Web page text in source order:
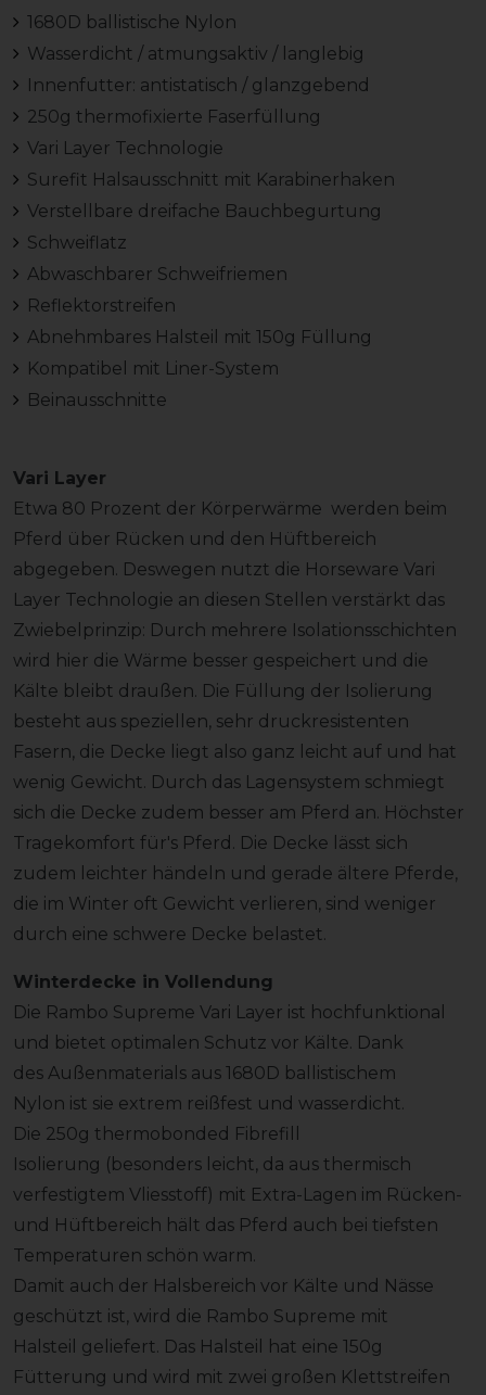
1680D ballistische Nylon
Wasserdicht / atmungsaktiv / langlebig
Innenfutter: antistatisch / glanzgebend
250g thermofixierte Faserfüllung
Vari Layer Technologie
Surefit Halsausschnitt mit Karabinerhaken
Verstellbare dreifache Bauchbegurtung
Schweiflatz
Abwaschbarer Schweifriemen
Reflektorstreifen
Abnehmbares Halsteil mit 150g Füllung
Kompatibel mit Liner-System
Beinausschnitte
Vari Layer
Etwa 80 Prozent der Körperwärme werden beim
Pferd über Rücken und den Hüftbereich
abgegeben. Deswegen nutzt die Horseware Vari
Layer Technologie an diesen Stellen verstärkt das
Zwiebelprinzip: Durch mehrere Isolationsschichten
wird hier die Wärme besser gespeichert und die
Kälte bleibt draußen. Die Füllung der Isolierung
besteht aus speziellen, sehr druckresistenten
Fasern, die Decke liegt also ganz leicht auf und hat
wenig Gewicht. Durch das Lagensystem schmiegt
sich die Decke zudem besser am Pferd an. Höchster
Tragekomfort für's Pferd. Die Decke lässt sich
zudem leichter händeln und gerade ältere Pferde,
die im Winter oft Gewicht verlieren, sind weniger
durch eine schwere Decke belastet.
Winterdecke in Vollendung
Die Rambo Supreme Vari Layer ist hochfunktional
und bietet optimalen Schutz vor Kälte. Dank
des Außenmaterials aus 1680D ballistischem
Nylon ist sie extrem reißfest und wasserdicht.
Die 250g thermobonded Fibrefill
Isolierung (besonders leicht, da aus thermisch
verfestigtem Vliesstoff) mit Extra-Lagen im Rücken-
und Hüftbereich hält das Pferd auch bei tiefsten
Temperaturen schön warm.
Damit auch der Halsbereich vor Kälte und Nässe
geschützt ist, wird die Rambo Supreme mit
Halsteil geliefert. Das Halsteil hat eine 150g
Fütterung und wird mit zwei großen Klettstreifen